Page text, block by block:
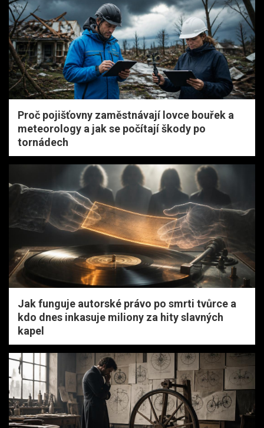
Proč pojišťovny zaměstnávají lovce bouřek a
meteorology a jak se počítají škody po
tornádech
Jak funguje autorské právo po smrti tvůrce a
kdo dnes inkasuje miliony za hity slavných
kapel